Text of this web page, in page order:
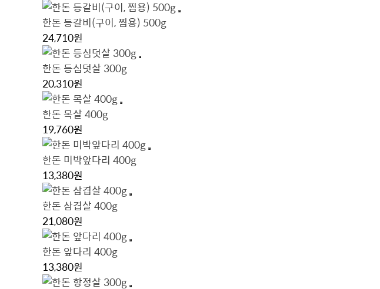
한돈 등갈비(구이, 찜용) 500g
24,710원
한돈 등심덧살 300g
20,310원
한돈 목살 400g
19,760원
한돈 미박앞다리 400g
13,380원
한돈 삼겹살 400g
21,080원
한돈 앞다리 400g
13,380원